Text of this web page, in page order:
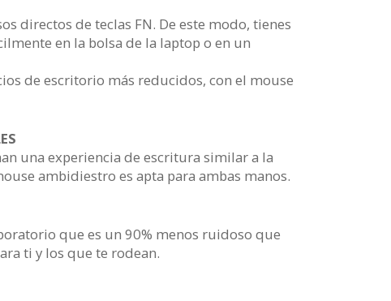
directos de teclas FN. De este modo, tienes
en la bolsa de la laptop o en un
de escritorio más reducidos, con el mouse
una experiencia de escritura similar a la
ambidiestro es apta para ambas manos.
que es un 90% menos ruidoso que
ti y los que te rodean.